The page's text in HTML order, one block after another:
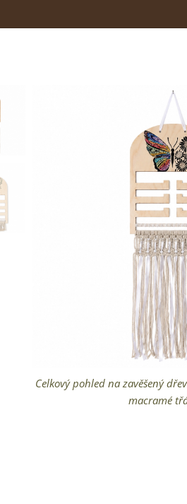
Celkový pohled na zavěšený
macramé
Detailní pohled na
gravírovaným